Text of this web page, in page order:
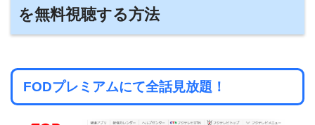
を無料視聴する方法
FODプレミアムにて全話見放題！